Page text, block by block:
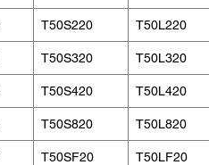
T50S220 T50L220
T50S320 T50L320
T50S420 T50L420
T50S820 T50L820
T50SF20 T50LF20